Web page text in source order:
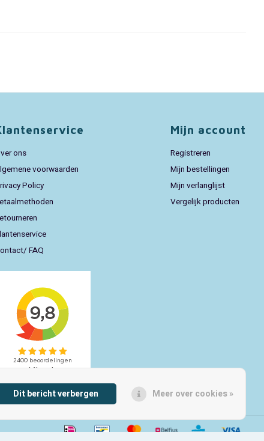
ons
voorwaarden
Policy
FAQ
Mijn account
Registreren
Mijn bestellingen
Mijn verlanglijst
Vergelijk producten
Dit bericht verbergen Meer over cookies »